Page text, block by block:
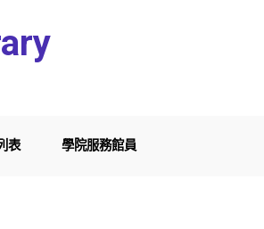
表 學院服務館員